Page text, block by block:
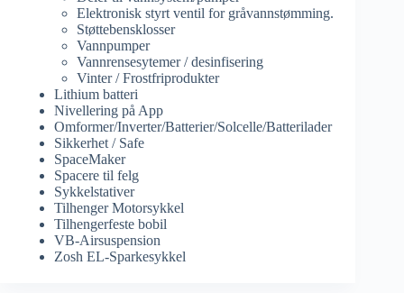
Elektronisk styrt ventil for gråvannstømming.
Støttebensklosser
Vannpumper
Vannrensesytemer / desinfisering
Vinter / Frostfriprodukter
Lithium batteri
Nivellering på App
Omformer/Inverter/Batterier/Solcelle/Batterilader
Sikkerhet / Safe
SpaceMaker
Spacere til felg
Sykkelstativer
Tilhenger Motorsykkel
Tilhengerfeste bobil
VB-Airsuspension
Zosh EL-Sparkesykkel